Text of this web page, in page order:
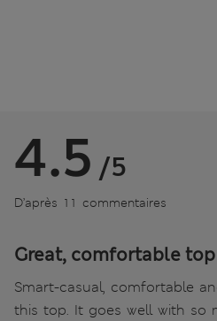
4.5 /5
D’après 11 commentaires
Great, comfortable top
Smart-casual, comfortable
this top. It goes well with so